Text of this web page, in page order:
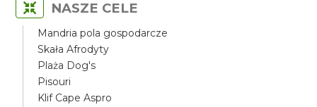
NASZE CELE
Mandria pola gospodarcze
Skała Afrodyty
Plaża Dog's
Pisouri
Klif Cape Aspro